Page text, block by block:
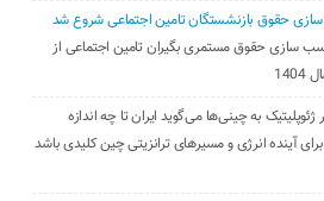
حقوق بازنشستگان تامین اجتماعی شروع شد
سازی حقوق مستمری بگیران تامین اجتماعی از
ژئوپلیتیک به چینی‌ها می‌گوید ایران تا چه اندازه
آینده انرژی و مسیرهای ترانزیتی چین کلیدی باشد